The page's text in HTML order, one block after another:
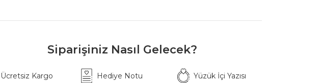
Siparişiniz Nasıl Gelecek?
Ücretsiz Kargo Hediye Notu Yüzük İçi Yazısı